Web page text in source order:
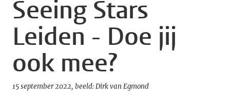
Seeing Stars
Leiden - Doe jij
ook mee?
15 september 2022 beeld: Dirk van Egmond